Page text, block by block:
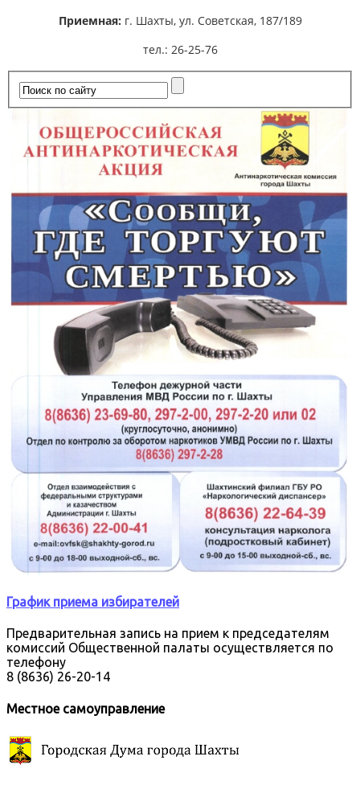
Приемная: г. Шахты, ул. Советская, 187/189
тел.: 26-25-76
График приема избирателей
Предварительная запись на прием к председателям
комиссий Общественной палаты осуществляется по
телефону
8 (8636) 26-20-14
Местное самоуправление